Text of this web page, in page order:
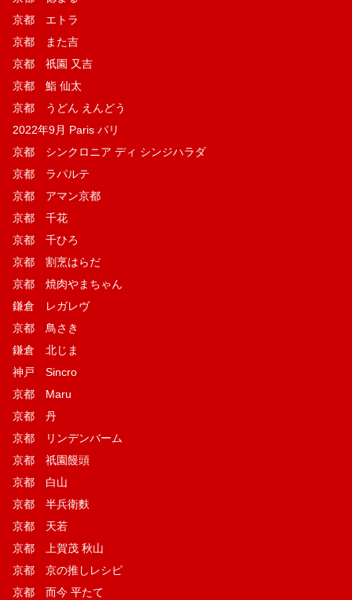
京都 エトラ
京都 また吉
京都 祇園 又吉
京都 鮨 仙太
京都 うどん えんどう
2022年9月 Paris パリ
京都 シンクロニア ディ シンジハラダ
京都 ラパルテ
京都 アマン京都
京都 千花
京都 千ひろ
京都 割烹はらだ
京都 焼肉やまちゃん
鎌倉 レガレヴ
京都 鳥さき
鎌倉 北じま
神戸 Sincro
京都 Maru
京都 丹
京都 リンデンバーム
京都 祇園饅頭
京都 白山
京都 半兵衛麩
京都 天若
京都 上賀茂 秋山
京都 京の推しレシピ
京都 而今 平たて